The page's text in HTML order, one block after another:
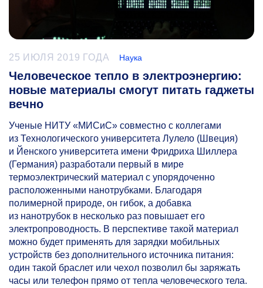
25 ИЮЛЯ 2019 ГОДА Наука
Человеческое тепло в электроэнергию:
новые материалы смогут питать гаджеты
вечно
Ученые НИТУ «МИСиС» совместно с коллегами
из Технологического университета Лулело (Швеция)
и Йенского университета имени Фридриха Шиллера
(Германия) разработали первый в мире
термоэлектрический материал с упорядоченно
расположенными нанотрубками. Благодаря
полимерной природе, он гибок, а добавка
из нанотрубок в несколько раз повышает его
электропроводность. В перспективе такой материал
можно будет применять для зарядки мобильных
устройств без дополнительного источника питания:
один такой браслет или чехол позволил бы заряжать
часы или телефон прямо от тепла человеческого тела.